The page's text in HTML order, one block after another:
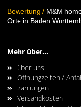
Bewertung / M&M
Orte in Baden
Mehr über...
über uns
Öffnungzeiten /
Zahlungen
Versandkosten